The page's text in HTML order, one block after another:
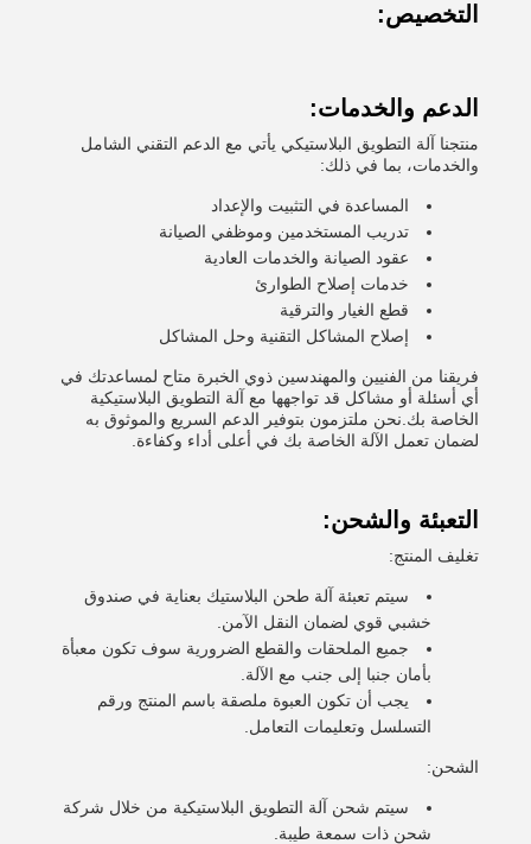
التخصيص:
الدعم والخدمات:
منتجنا آلة التطويق البلاستيكي يأتي مع الدعم التقني الشامل
والخدمات، بما في ذلك:
المساعدة في التثبيت والإعداد
تدريب المستخدمين وموظفي الصيانة
عقود الصيانة والخدمات العادية
خدمات إصلاح الطوارئ
قطع الغيار والترقية
إصلاح المشاكل التقنية وحل المشاكل
فريقنا من الفنيين والمهندسين ذوي الخبرة متاح لمساعدتك في
أي أسئلة أو مشاكل قد تواجهها مع آلة التطويق البلاستيكية
الخاصة بك.نحن ملتزمون بتوفير الدعم السريع والموثوق به
لضمان تعمل الآلة الخاصة بك في أعلى أداء وكفاءة.
التعبئة والشحن:
تغليف المنتج:
سيتم تعبئة آلة طحن البلاستيك بعناية في صندوق
خشبي قوي لضمان النقل الآمن.
جميع الملحقات والقطع الضرورية سوف تكون معبأة
بأمان جنبا إلى جنب مع الآلة.
يجب أن تكون العبوة ملصقة باسم المنتج ورقم
التسلسل وتعليمات التعامل.
الشحن:
سيتم شحن آلة التطويق البلاستيكية من خلال شركة
شحن ذات سمعة طيبة.